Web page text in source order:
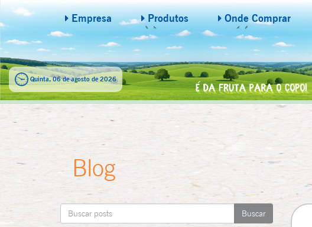
Empresa Produtos Onde Comprar
Quinta, 06 de agosto de 2026
Blog